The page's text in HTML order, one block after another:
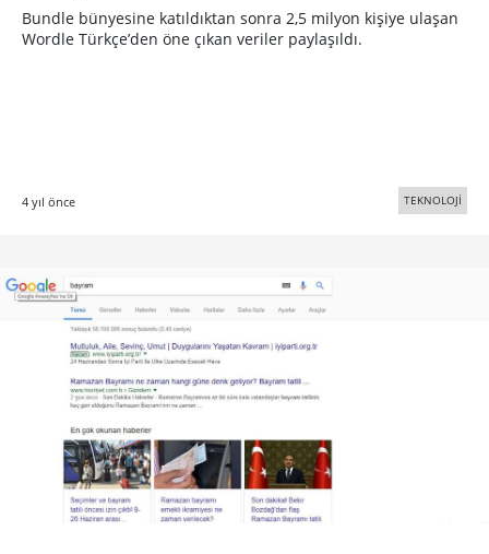
Bundle bünyesine katıldıktan sonra 2,5 milyon kişiye ulaşan
Wordle Türkçe’den öne çıkan veriler paylaşıldı.
4 yıl önce TEKNOLOJİ